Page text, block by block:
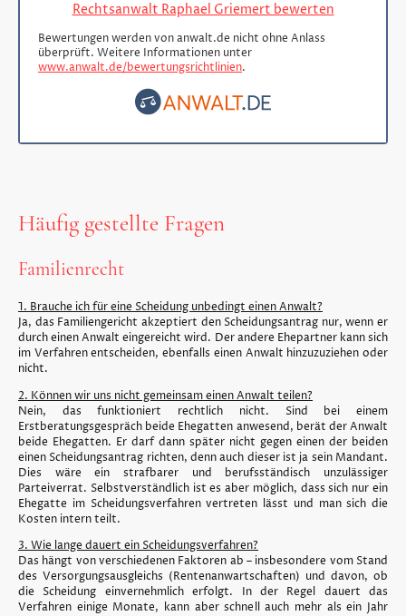
Rechtsanwalt Raphael Griemert bewerten
Bewertungen werden von anwalt.de nicht ohne Anlass
überprüft. Weitere Informationen unter
www.anwalt.de/bewertungsrichtlinien.
Häufig gestellte Fragen
Familienrecht
1. Brauche ich für eine Scheidung unbedingt einen Anwalt?
Ja, das Familiengericht akzeptiert den Scheidungsantrag nur, wenn er
durch einen Anwalt eingereicht wird. Der andere Ehepartner kann sich
im Verfahren entscheiden, ebenfalls einen Anwalt hinzuzuziehen oder
nicht.
2. Können wir uns nicht gemeinsam einen Anwalt teilen?
Nein, das funktioniert rechtlich nicht. Sind bei einem
Erstberatungsgespräch beide Ehegatten anwesend, berät der Anwalt
beide Ehegatten. Er darf dann später nicht gegen einen der beiden
einen Scheidungsantrag richten, denn auch dieser ist ja sein Mandant.
Dies wäre ein strafbarer und berufsständisch unzulässiger
Parteiverrat. Selbstverständlich ist es aber möglich, dass sich nur ein
Ehegatte im Scheidungsverfahren vertreten lässt und man sich die
Kosten intern teilt.
3. Wie lange dauert ein Scheidungsverfahren?
Das hängt von verschiedenen Faktoren ab – insbesondere vom Stand
des Versorgungsausgleichs (Rentenanwartschaften) und davon, ob
die Scheidung einvernehmlich erfolgt. In der Regel dauert das
Verfahren einige Monate, kann aber schnell auch mehr als ein Jahr